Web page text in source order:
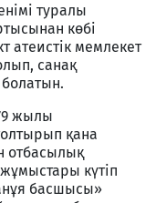
туралы
көбі
атеистік мемлекет
санақ
жылы
қана
отбасылық
күтіп
басшысы»